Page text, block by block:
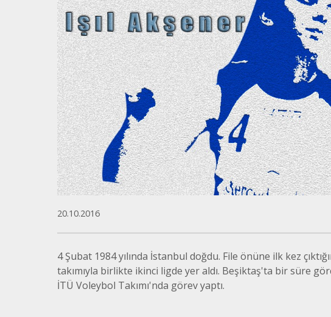
20.10.2016
4 Şubat 1984 yılında İstanbul doğdu. File önüne ilk kez
takımıyla birlikte ikinci ligde yer aldı. Beşiktaş'ta bir süre
İTÜ Voleybol Takımı'nda görev yaptı.